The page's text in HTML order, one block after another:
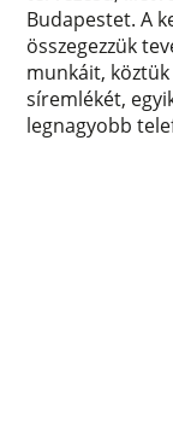
Budapestet. A
összegezzük
munkáit,
síremlékét,
legnagyobb